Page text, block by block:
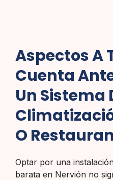
Aspectos A
Cuenta
Un Sistema
O
Optar por una
barata en Nervión no